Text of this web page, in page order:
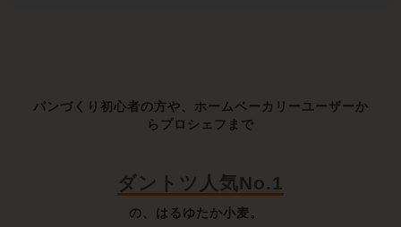
パンづくり初心者の方や、ホームベーカリーユーザーか
らプロシェフまで
ダントツ人気No.1
の、はるゆたか小麦。